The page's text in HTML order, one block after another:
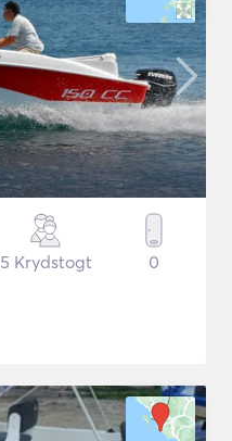
5 Krydstogt 0